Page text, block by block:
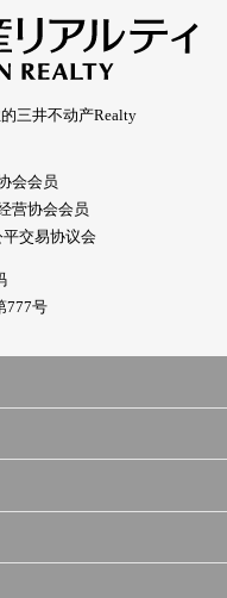
三井不动产Realty
会会员
营协会会员
交易协议会
777号